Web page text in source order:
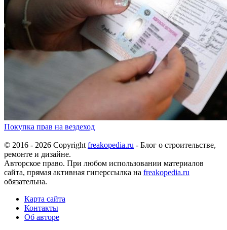
Покупка прав на вездеход
© 2016 - 2026 Copyrightfreakopedia.ru - Блог о строительстве,
ремонте и дизайне.
Авторское право. При любом использовании материалов
сайта, прямая активная гиперссылка на freakopedia.ru
обязательна.
Карта сайта
Контакты
Об авторе